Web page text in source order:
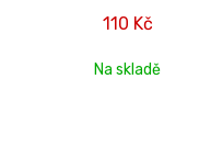
110 Kč
Na skladě